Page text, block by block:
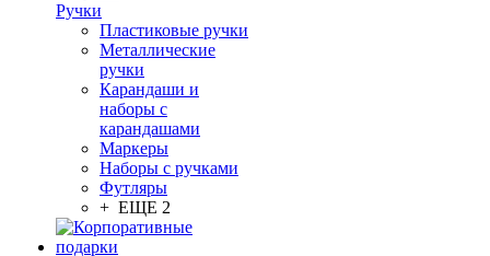
Ручки
Пластиковые ручки
Металлические
ручки
Карандаши и
наборы с
карандашами
Маркеры
Наборы с ручками
Футляры
+ ЕЩЕ 2